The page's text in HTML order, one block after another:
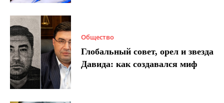
Общество
Глобальный совет, орел и звезда
Давида: как создавался миф